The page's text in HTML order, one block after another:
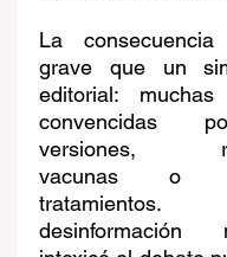
La
grave que un
editorial: muchas
convencidas
versiones,
vacunas o